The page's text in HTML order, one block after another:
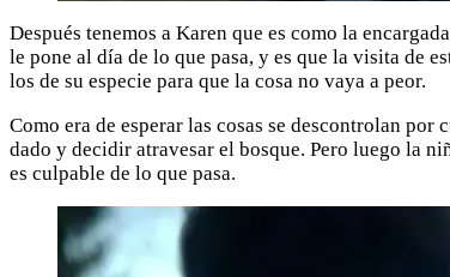
Después tenemos a Karen que es como la
le pone al día de lo que pasa, y es que la visita de
los de su especie para que la cosa no vaya a peor.
Como era de esperar las cosas se descontrolan
dado y decidir atravesar el bosque. Pero luego la
es culpable de lo que pasa.